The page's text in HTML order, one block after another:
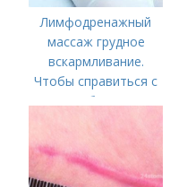
Лимфодренажный
массаж грудное
вскармливание.
Чтобы справиться с
нагрубанием,
необходимо
следующие действия: